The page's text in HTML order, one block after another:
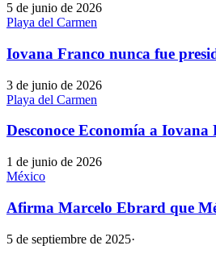
5 de junio de 2026
Playa del Carmen
Iovana Franco nunca fue
3 de junio de 2026
Playa del Carmen
Desconoce Economía a
1 de junio de 2026
México
Afirma Marcelo Ebrard que
5 de septiembre de 2025·